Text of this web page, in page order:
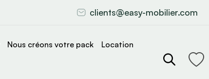
clients@easy-mobilier.com
Nous créons votre pack Location